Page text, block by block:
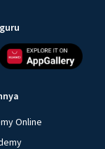
Online